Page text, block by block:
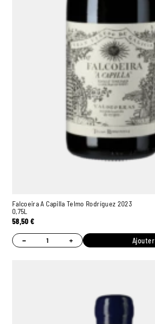
Falcoeira A Capilla Telmo Rodríguez 2023
0,75L
58,50€
− + Ajouter